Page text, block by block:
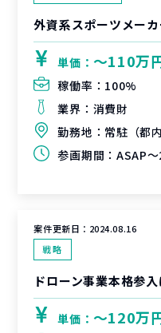
単価： 〜110万
稼働率： 100%
業界： 消費財
勤務地： 常駐（都内
参画期間： ASAP
案件更新日： 2024.08.16
戦略
ドローン事業本格参
単価： 〜120万